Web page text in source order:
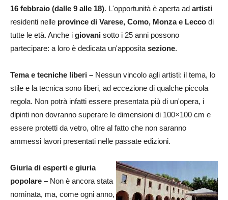
16 febbraio (dalle 9 alle 18). L'opportunità è aperta ad artisti
residenti nelle province di Varese, Como, Monza e Lecco di
tutte le età. Anche i giovani sotto i 25 anni possono
partecipare: a loro è dedicata un'apposita sezione.
Tema e tecniche liberi – Nessun vincolo agli artisti: il tema, lo
stile e la tecnica sono liberi, ad eccezione di qualche piccola
regola. Non potrà infatti essere presentata più di un'opera, i
dipinti non dovranno superare le dimensioni di 100×100 cm e
essere protetti da vetro, oltre al fatto che non saranno
ammessi lavori presentati nelle passate edizioni.
Giuria di esperti e giuria
popolare – Non è ancora stata
nominata, ma, come ogni anno,